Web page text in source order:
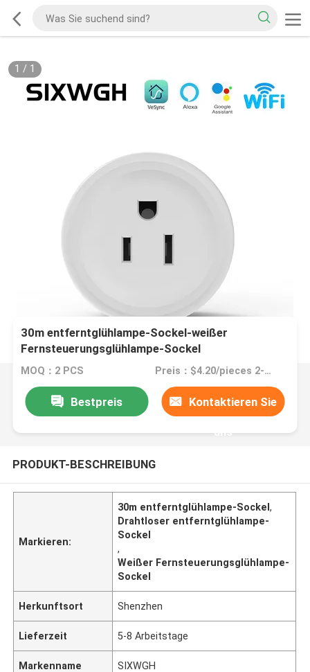
1 / 1
30m entferntglühlampe-Sockel-weißer
Fernsteuerungsglühlampe-Sockel
MOQ：2 PCS Preis：$4.20/pieces 2-498 pieces
Bestpreis Kontaktieren Sie
uns
PRODUKT-BESCHREIBUNG
Markieren:
30m entferntglühlampe-Sockel,
Drahtloser entferntglühlampe-
Sockel
,
Weißer Fernsteuerungsglühlampe-
Sockel
Herkunftsort Shenzhen
Lieferzeit 5-8 Arbeitstage
Markenname SIXWGH